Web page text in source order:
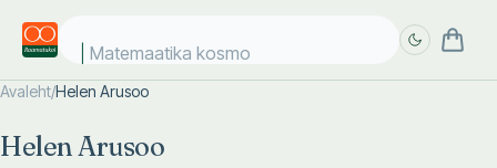
Matemaatika kosmos
Avaleht/Helen Arusoo
Helen Arusoo